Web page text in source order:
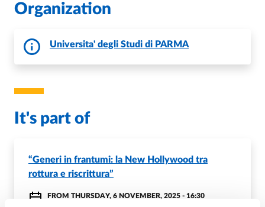
Organization
Universita' degli Studi di PARMA
It's part of
“Generi in frantumi: la New Hollywood tra
rottura e riscrittura”
FROM THURSDAY, 6 NOVEMBER, 2025 - 16:30